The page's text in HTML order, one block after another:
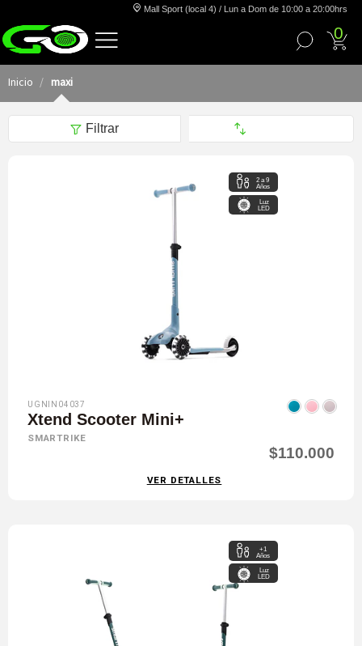
Mall Sport (local 4) / Lun a Dom de 10:00 a 20:00hrs
0
Inicio maxi
Filtrar
2 a 9
Años
Luz
LED
UGNIN04037
Xtend Scooter Mini+
SMARTRIKE
$110.000
VER DETALLES
+1
Años
Luz
LED